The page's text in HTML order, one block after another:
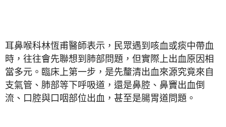
耳鼻喉科林恆甫醫師表示，民眾遇到咳血或痰中帶血
時，往往會先聯想到肺部問題，但實際上出血原因相
當多元。臨床上第一步，是先釐清出血來源究竟來自
支氣管、肺部等下呼吸道，還是鼻腔、鼻竇出血倒
流、口腔與口咽部位出血，甚至是腸胃道問題。